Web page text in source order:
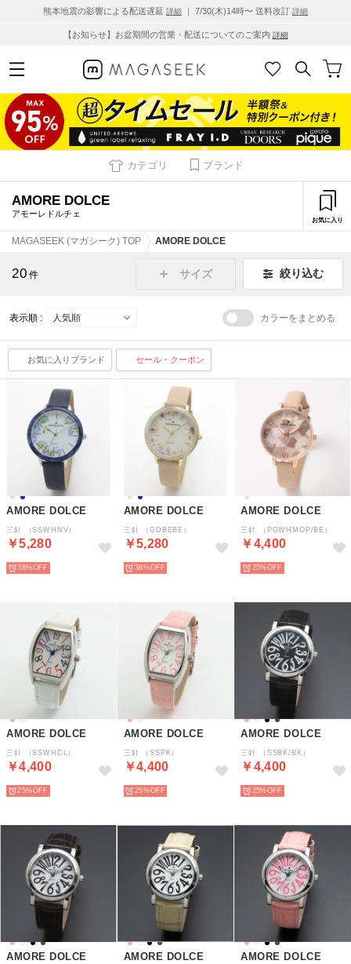
熊本地震の影響による配送遅延 詳細 ｜ 7/30(木)14時〜 送料改訂 詳細
【お知らせ】お盆期間の営業・配送についてのご案内 詳細
カテゴリ ブランド
AMORE DOLCE
アモーレドルチェ
お気に入り
MAGASEEK (マガシーク) TOP AMORE DOLCE
20 件 サイズ 絞り込む
表示順 : カラーをまとめる
お気に入りブランド セール・クーポン
AMORE DOLCE
三針 （SSWHNV）
￥5,280
38%
AMORE DOLCE
三針 （GDBEBE）
￥5,280
38%
AMORE DOLCE
三針 （PGWHMOP/BE）
￥4,400
25%
AMORE DOLCE
三針 （SSWHCL）
￥4,400
25%
AMORE DOLCE
三針 （SSPK）
￥4,400
25%
AMORE DOLCE
三針 （SSBK/BK）
￥4,400
25%
AMORE DOLCE AMORE DOLCE AMORE DOLCE